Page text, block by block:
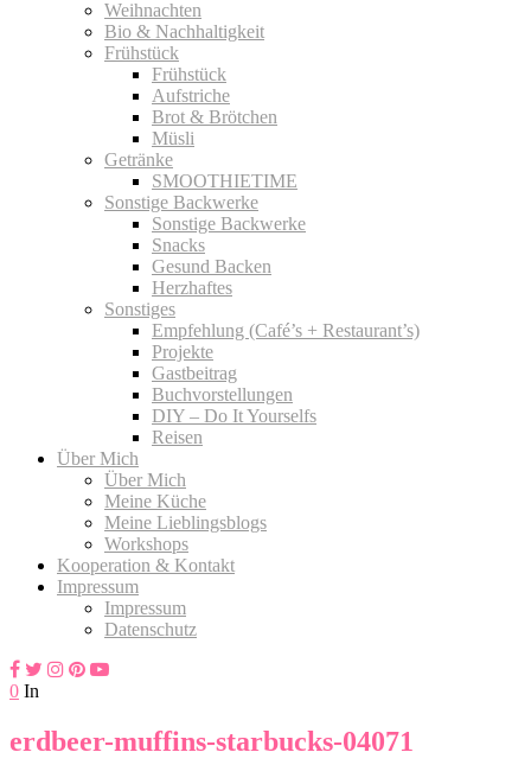
Weihnachten
Bio & Nachhaltigkeit
Frühstück
Frühstück
Aufstriche
Brot & Brötchen
Müsli
Getränke
SMOOTHIETIME
Sonstige Backwerke
Sonstige Backwerke
Snacks
Gesund Backen
Herzhaftes
Sonstiges
Empfehlung (Café’s + Restaurant’s)
Projekte
Gastbeitrag
Buchvorstellungen
DIY – Do It Yourselfs
Reisen
Über Mich
Über Mich
Meine Küche
Meine Lieblingsblogs
Workshops
Kooperation & Kontakt
Impressum
Impressum
Datenschutz
0 In
erdbeer-muffins-starbucks-04071